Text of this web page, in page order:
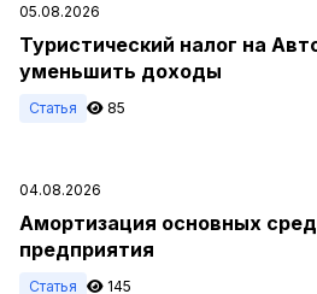
05.08.2026
Туристический налог на
уменьшить доходы
Статья 85
04.08.2026
Амортизация основных
предприятия
Статья 145